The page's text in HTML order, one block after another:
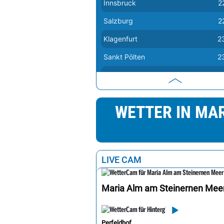
Innsbruck
Salzburg
Klagenfurt
Sankt Pölten
Linz
Wien
Eisenstadt
WETTER IN
LIVE CAM
Maria Alm am Steinernen